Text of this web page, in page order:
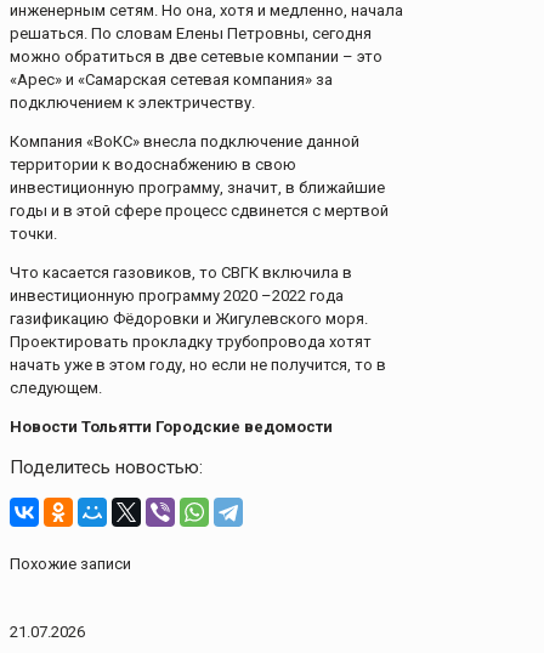
инженерным сетям. Но она, хотя и медленно, начала
решаться. По словам Елены Петровны, сегодня
можно обратиться в две сетевые компании – это
«Арес» и «Самарская сетевая компания» за
подключением к электричеству.
Компания «ВоКС» внесла подключение данной
территории к водоснабжению в свою
инвестиционную программу, значит, в ближайшие
годы и в этой сфере процесс сдвинется с мертвой
точки.
Что касается газовиков, то СВГК включила в
инвестиционную программу 2020 –2022 года
газификацию Фёдоровки и Жигулевского моря.
Проектировать прокладку трубопровода хотят
начать уже в этом году, но если не получится, то в
следующем.
Новости Тольятти Городские ведомости
Поделитесь новостью:
Похожие записи
21.07.2026